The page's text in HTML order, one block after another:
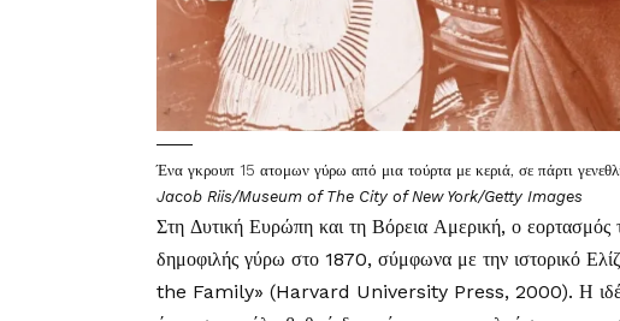
Ένα γκρουπ 15 ατομων γύρω από μια τούρτα με κεριά, σε πάρτι
Jacob Riis/Museum of The City of New York/Getty Images
Στη Δυτική Ευρώπη και τη Βόρεια Αμερική, ο εορτασμός
δημοφιλής γύρω στο 1870, σύμφωνα με την ιστορικό
the Family» (Harvard University Press, 2000). Η ιδέα